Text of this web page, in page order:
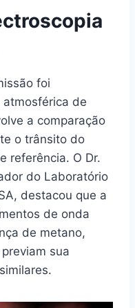
foi
de
a comparação
o trânsito do
referência. O Dr.
do Laboratório
destacou que a
de onda
de metano,
sua